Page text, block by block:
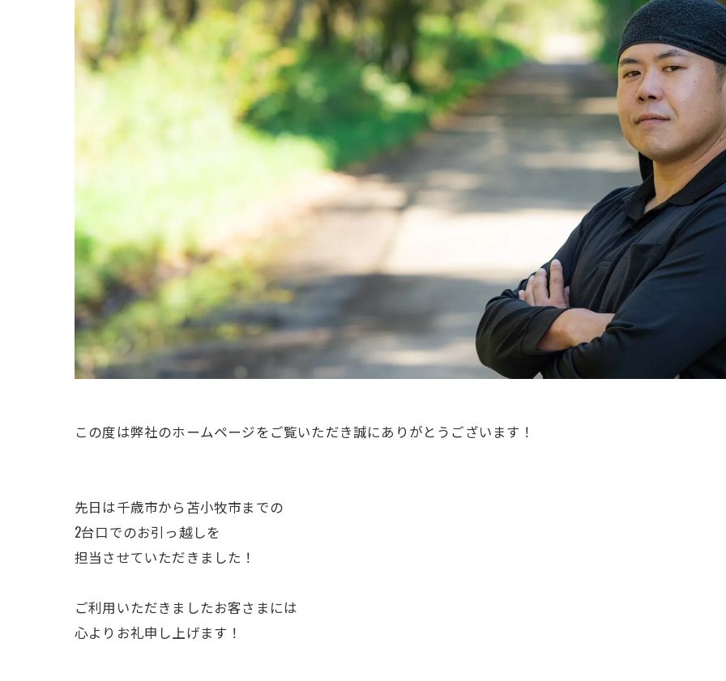
この度は弊社のホームページをご覧いただき誠にありがとうございます！
先日は千歳市から苫小牧市までの
2台口でのお引っ越しを
担当させていただきました！
ご利用いただきましたお客さまには
心よりお礼申し上げます！